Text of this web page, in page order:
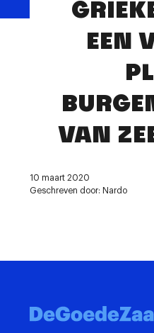
Contact
EEN
VAN
10 maart 2020
Geschreven door: Nardo